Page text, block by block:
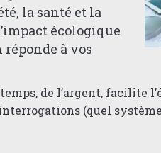
la santé et la
écologique
à vos
de l’argent, facilite
(quel